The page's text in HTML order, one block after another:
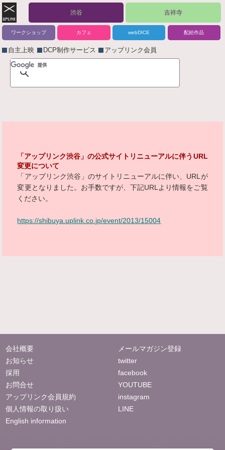
渋谷 吉祥寺
ワークショップ カフェ webDICE 配給作品
自主上映 DCP制作サービス アップリンク会員
「アップリンク渋谷」の公式サイトリニューアルに伴うURL
変更について
「アップリンク渋谷」のサイトリニューアルに伴い、URLが
変更となりました。お手数ですが、下記URLより情報をご覧
ください。
https://shibuya.uplink.co.jp/event/2013/15004
会社概要
お知らせ
採用
お問合せ
アップリンク会員規約
個人情報の取り扱い
English information
メールマガジン登録
twitter
facebook
YOUTUBE
instagram
LINE